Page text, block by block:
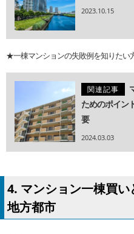
2023.10.15
★一棟マンションの失敗例を知りたい
関連記事
ためのポイン
要
2024.03.03
4. マンション一棟買
地方都市